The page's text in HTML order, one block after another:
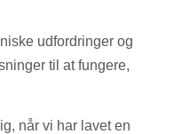
udfordringer og
til at fungere,
når vi har lavet en